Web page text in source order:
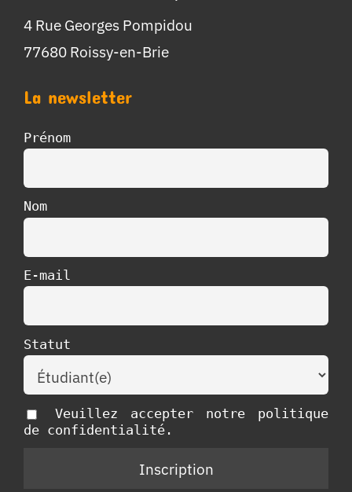
4 Rue Georges Pompidou
77680 Roissy-en-Brie
La newsletter
Prénom
Nom
E-mail
Statut
Veuillez accepter notre politique
de confidentialité.